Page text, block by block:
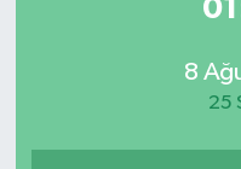
8
25
Son Dakika